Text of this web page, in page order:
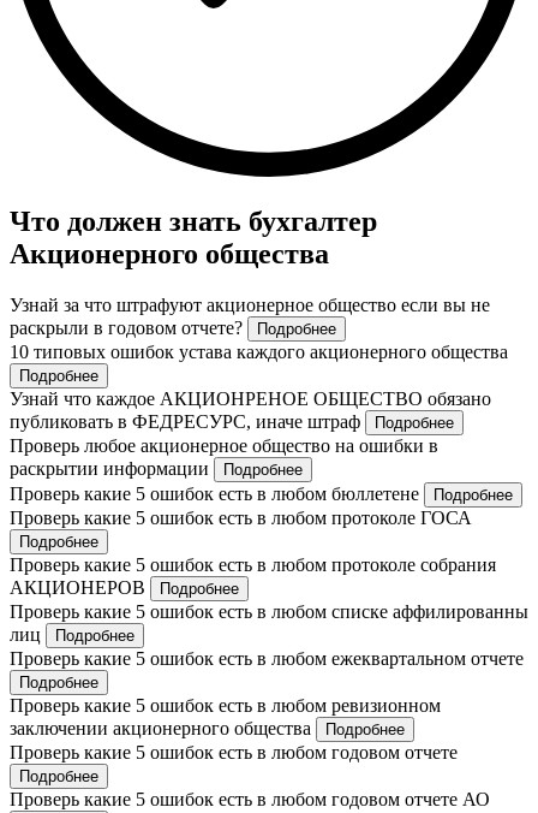
Что должен знать бухгалтер
Акционерного общества
Узнай за что штрафуют акционерное общество если вы не
раскрыли в годовом отчете?
Подробнее
10 типовых ошибок устава каждого акционерного общества
Подробнее
Узнай что каждое АКЦИОНРЕНОЕ ОБЩЕСТВО обязано
публиковать в ФЕДРЕСУРС, иначе штраф
Подробнее
Проверь любое акционерное общество на ошибки в
раскрытии информации
Подробнее
Проверь какие 5 ошибок есть в любом бюллетене Подробнее
Проверь какие 5 ошибок есть в любом протоколе ГОСА
Подробнее
Проверь какие 5 ошибок есть в любом протоколе собрания
АКЦИОНЕРОВ
Подробнее
Проверь какие 5 ошибок есть в любом списке аффилированны
лиц
Подробнее
Проверь какие 5 ошибок есть в любом ежеквартальном отчете
Подробнее
Проверь какие 5 ошибок есть в любом ревизионном
заключении акционерного общества
Подробнее
Проверь какие 5 ошибок есть в любом годовом отчете
Подробнее
Проверь какие 5 ошибок есть в любом годовом отчете АО